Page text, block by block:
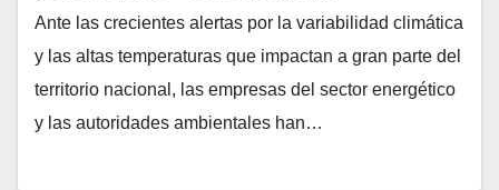
Ante las crecientes alertas por la variabilidad climática
y las altas temperaturas que impactan a gran parte del
territorio nacional, las empresas del sector energético
y las autoridades ambientales han…